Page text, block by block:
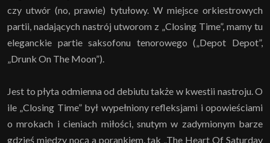
czy utwór (no, prawie) tytułowy. W miejsce orkiestrowych
partii, nadających nastrój utworom z „Closing Time”, mamy tu
eleganckie partie saksofonu tenorowego („Depot Depot”,
„Drunk On The Moon”).
Jest to płyta odmienna od debiutu także w kwestii nastroju. O
ile „Closing Time” był wypełniony refleksjami i opowieściami
o mrokach i cieniach miłości, snutym w zadymionym barze
gdzieś między nocą a porankiem, tak „The Heart Of Saturday